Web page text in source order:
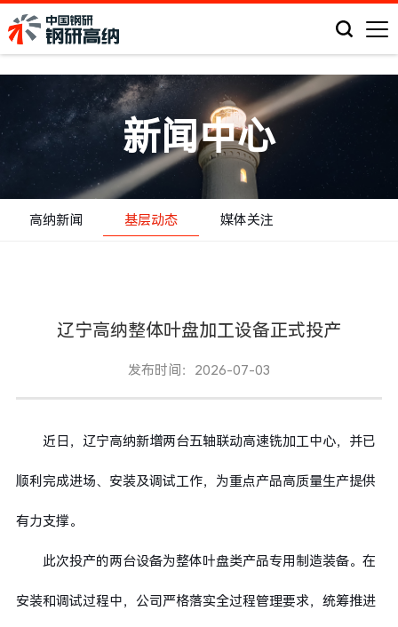
新闻中心
高纳新闻 基层动态 媒体关注
辽宁高纳整体叶盘加工设备正式投产
发布时间：2026-07-03
近日，辽宁高纳新增两台五轴联动高速铣加工中心，并已
顺利完成进场、安装及调试工作，为重点产品高质量生产提供
有力支撑。
此次投产的两台设备为整体叶盘类产品专用制造装备。在
安装和调试过程中，公司严格落实全过程管理要求，统筹推进